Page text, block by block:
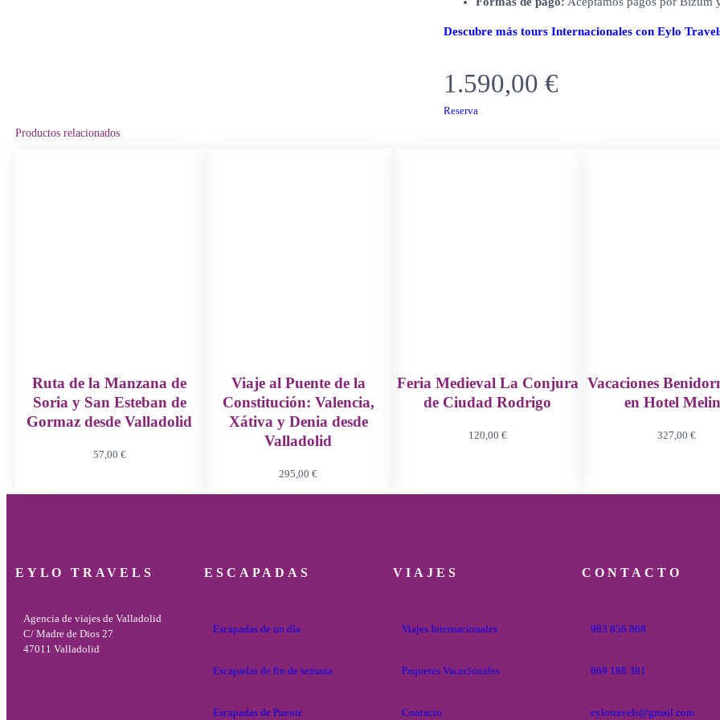
Descubre más tours Internacionales con Eylo
1.590,00€
Reserva
Productos relacionados
Ruta de la Manzana de
Soria y San Esteban de
Gormaz desde Valladolid
57,00 €
Viaje al Puente de la
Constitución: Valencia,
Xátiva y Denia desde
Valladolid
295,00€
Feria Medieval La Conjura
de Ciudad Rodrigo
120,00 €
Vacaciones
en Hotel
327,00 €
EYLO TRAVELS
Agencia de viajes de Valladolid
C/ Madre de Dios 27
47011 Valladolid
ESCAPADAS
Escapadas de un día
Escapadas de fin de semana
Escapadas de Puente
VIAJES
Viajes Internacionales
Paquetes Vacacionales
Contacto
CONTACTO
983 856 868
669 188 381
eylotravels@gmail.com